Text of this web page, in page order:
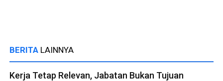
BERITA LAINNYA
Kerja Tetap Relevan, Jabatan Bukan Tujuan